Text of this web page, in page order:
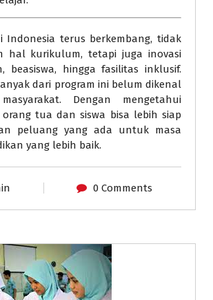
Indonesia terus berkembang, tidak
hal kurikulum, tetapi juga inovasi
beasiswa, hingga fasilitas inklusif.
dari program ini belum dikenal
Dengan mengetahui
tua dan siswa bisa lebih siap
peluang yang ada untuk masa
yang lebih baik.
0 Comments